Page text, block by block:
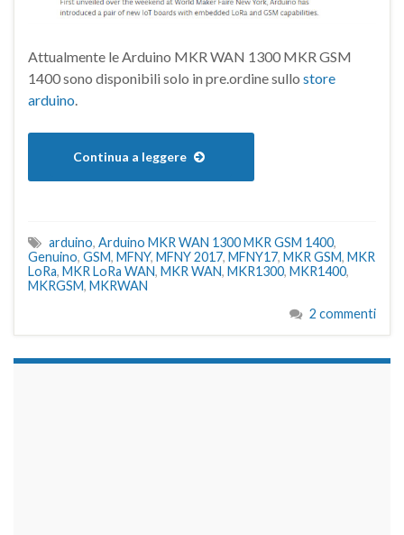
Attualmente le Arduino MKR WAN 1300 MKR GSM
1400 sono disponibili solo in pre.ordine sullo store
arduino.
Continua a leggere
arduino, Arduino MKR WAN 1300 MKR GSM 1400,
Genuino, GSM, MFNY, MFNY 2017, MFNY17, MKR GSM, MKR
LoRa, MKR LoRa WAN, MKR WAN, MKR1300, MKR1400,
MKRGSM, MKRWAN
2 commenti